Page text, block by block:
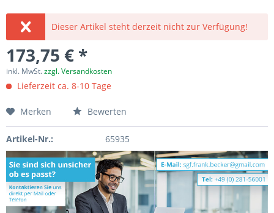
Dieser Artikel steht derzeit nicht zur Verfügung!
173,75 € *
inkl. MwSt.zzgl. Versandkosten
Lieferzeit ca. 8-10 Tage
Merken Bewerten
Artikel-Nr.: 65935